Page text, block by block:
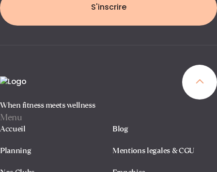
S'inscrire
When fitness meets wellness
Menu
Accueil
Planning
Blog
Mentions legales & CGU